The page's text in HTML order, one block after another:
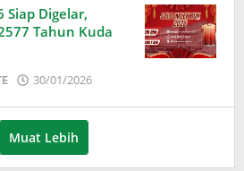
Siap Digelar,
Tahun Kuda
30/01/2026
Muat Lebih